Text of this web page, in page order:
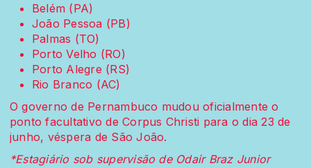
Belém (PA)
João Pessoa (PB)
Palmas (TO)
Porto Velho (RO)
Porto Alegre (RS)
Rio Branco (AC)
O governo de Pernambuco mudou oficialmente o
ponto facultativo de Corpus Christi para o dia 23 de
junho, véspera de São João.
*Estagiário sob supervisão de Odair Braz Junior